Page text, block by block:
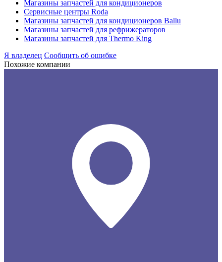
Магазины запчастей для кондиционеров
Сервисные центры Roda
Магазины запчастей для кондиционеров Ballu
Магазины запчастей для рефрижераторов
Магазины запчастей для Thermo King
Я владелец Сообщить об ошибке
Похожие компании